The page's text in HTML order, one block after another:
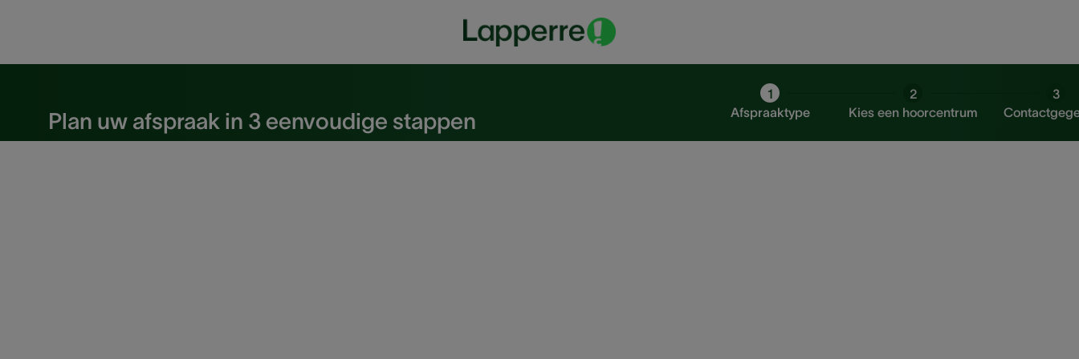
Plan uw afspraak in 3 eenvoudige stappen
1
Afspraaktype
2
Kies een hoorcentrum
3